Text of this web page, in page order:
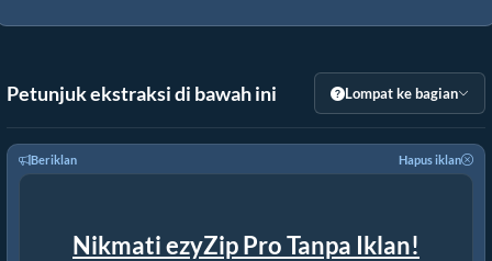
Petunjuk ekstraksi di bawah ini Lompat ke bagian
Beriklan Hapus iklan
Nikmati ezyZip Pro Tanpa Iklan!